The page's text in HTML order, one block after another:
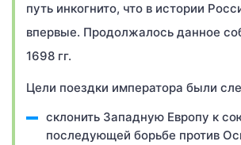
путь инкогнито, что в истории
впервые. Продолжалось данное
1698 гг.
Цели поездки императора были
склонить Западную Европу к
последующей борьбе против